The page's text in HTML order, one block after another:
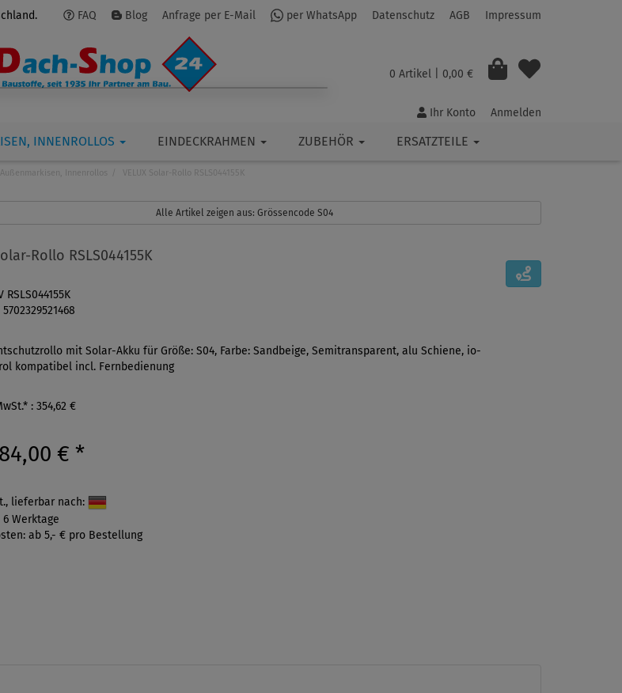
FAQ Blog Anfrage per E-Mail per WhatsApp Datenschutz AGB Impressum
0 Artikel | 0,00 €
Ihr Konto Anmelden
INNENROLLOS EINDECKRAHMEN ZUBEHÖR ERSATZTEILE
Außenmarkisen, Innenrollos VELUX Solar-Rollo RSLS044155K
Alle Artikel zeigen aus: Grössencode S04
Rollo RSLS044155K
mit Solar-Akku für Größe: S04, Farbe: Sandbeige, Semitransparent, alu Schiene, io-
kompatibel incl. Fernbedienung
: 354,62 €
€ *
lieferbar nach:
Werktage
ab 5,- € pro Bestellung